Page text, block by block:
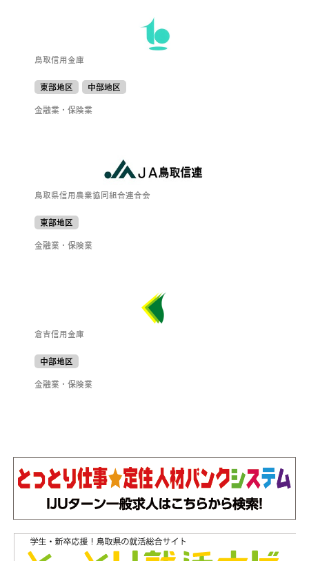
鳥取信用金庫
東部地区
中部地区
金融業・保険業
鳥取県信用農業協同組合連合会
東部地区
金融業・保険業
倉吉信用金庫
中部地区
金融業・保険業